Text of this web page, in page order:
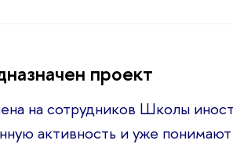
проект
на сотрудников Школы
активность и уже